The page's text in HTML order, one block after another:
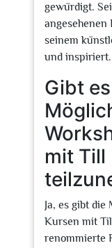
gewürdigt.
angesehenen
seinem
und inspiriert.
Gibt
mit Till
Ja, es gibt
Kursen mit
renommierte